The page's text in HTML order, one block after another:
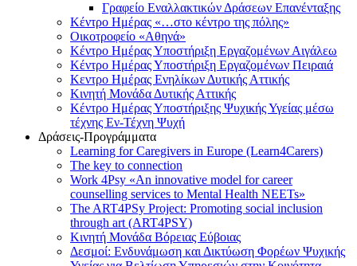
Γραφείο Εναλλακτικών Δράσεων Επανένταξης
Κέντρο Ημέρας «…στο κέντρο της πόλης»
Οικοτροφείο «Αθηνά»
Κέντρο Ημέρας Υποστήριξη Eργαζομένων Αιγάλεω
Κέντρο Ημέρας Υποστήριξη Eργαζομένων Πειραιά
Κεντρο Ημέρας Ενηλίκων Δυτικής Αττικής
Κινητή Μονάδα Δυτικής Αττικής
Κέντρο Ημέρας Υποστήριξης Ψυχικής Υγείας μέσω
τέχνης Εν-Τέχνη Ψυχή
Δράσεις-Προγράμματα
Learning for Caregivers in Europe (Learn4Carers)
Τhe key to connection
Work 4Psy «An innovative model for career
counselling services to Mental Health NEETs»
The ART4PSy Project: Promoting social inclusion
through art (ART4PSY)
Κινητή Μονάδα Βόρειας Εύβοιας
Δεσμοί: Ενδυνάμωση και Δικτύωση Φορέων Ψυχικής